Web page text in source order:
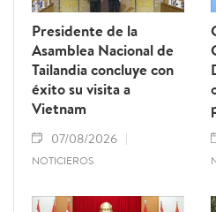
Presidente de la
Asamblea Nacional de
Tailandia concluye con
éxito su visita a
Vietnam
07/08/2026
NOTICIEROS